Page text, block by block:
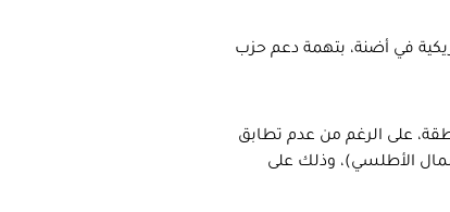
في أضنة، بتهمة دعم حزب
على الرغم من عدم تطابق
الأطلسي)، وذلك على